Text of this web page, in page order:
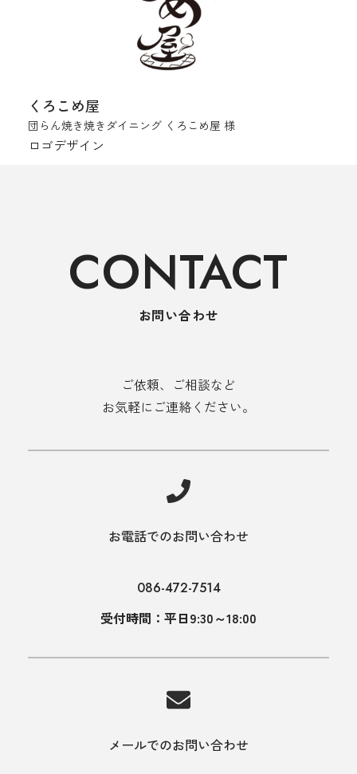
くろこめ屋
団らん焼き焼きダイニング くろこめ屋 様
ロゴデザイン
CONTACT
お問い合わせ
ご依頼、ご相談など
お気軽にご連絡ください。
お電話でのお問い合わせ
086-472-7514
受付時間：平日9:30～18:00
メールでのお問い合わせ